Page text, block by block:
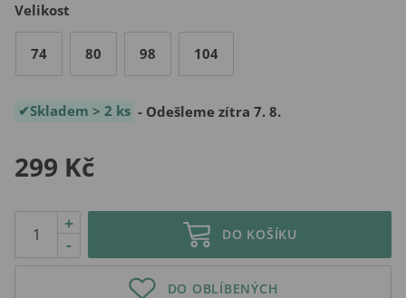
Velikost
74 80 98 104
Skladem > 2 ks - Odešleme zítra 7. 8.
299 Kč
-
+
DO KOŠÍKU
DO OBLÍBENÝCH